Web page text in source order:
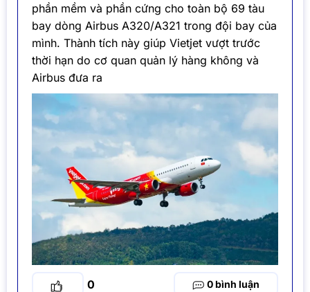
phần mềm và phần cứng cho toàn bộ 69 tàu
bay dòng Airbus A320/A321 trong đội bay của
mình. Thành tích này giúp Vietjet vượt trước
thời hạn do cơ quan quản lý hàng không và
Airbus đưa ra
0 0